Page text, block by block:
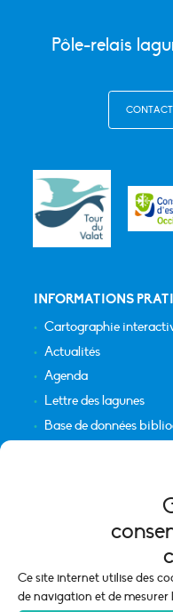
Ce site internet utilise des
de navigation et de mesurer
Pôle-relais
INFORMATIONS
Cartographie
Actualités
Agenda
Lettre des lagunes
Base de données
Mentions légales
Politique de cookies